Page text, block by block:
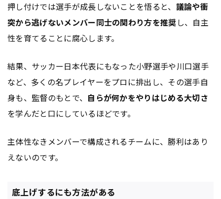
押し付けでは選手が成長しないことを悟ると、 議論や衝
突から逃げないメンバー同士の関わり方を推奨し、自主
性を育てることに腐心します。
結果、サッカー日本代表にもなった小野選手や川口選手
など、多くの名プレイヤーをプロに排出し、その選手自
身も、監督のもとで、 自らが何かをやりはじめる大切さ
を学んだと口にしているほどです。
主体性なきメンバーで構成されるチームに、勝利はあり
えないのです。
底上げするにも方法がある